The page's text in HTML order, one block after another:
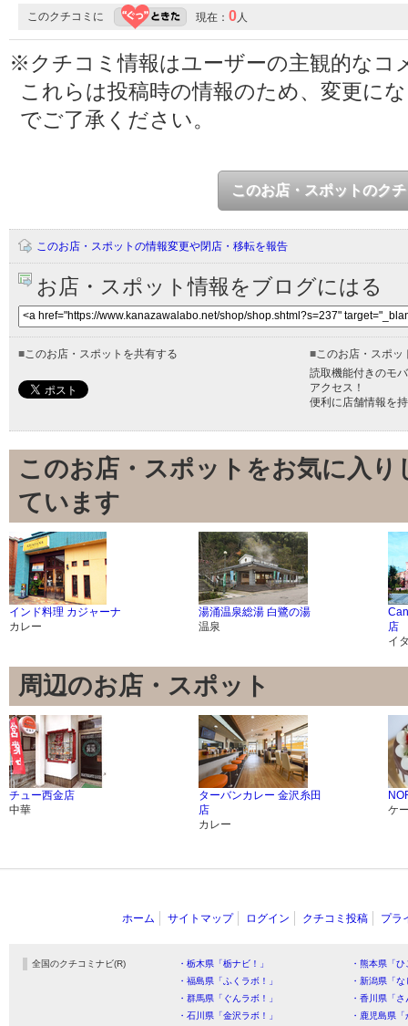
このクチコミに 現在： 0 人
※クチコミ情報はユーザーの主観的なコ
これらは投稿時の情報のため、変更に
でご了承ください。
このお店・スポットのク
このお店・スポットの情報変更や閉店・移転を報告
お店・スポット情報をブログにはる
■ このお店・スポットを共有する ■ このお店・スポ
読取機能付きのモ
アクセス！
便利に店舗情報を
このお店・スポットをお気に入
ています
インド料理 カジャーナ
カレー
湯涌温泉総湯 白鷺の湯
温泉
店
イ
周辺のお店・スポット
チュー西金店
中華
ターバンカレー 金沢糸田
店
カレー
ケ
ホーム サイトマップ ログイン クチコミ投稿 プラ
全国のクチコミナビ(R) ・栃木県「栃ナビ！」
・熊本県「
・福島県「ふくラボ！」
・新潟県「
・群馬県「ぐんラボ！」
・香川県「
・石川県「金沢ラボ！」
・鹿児島県